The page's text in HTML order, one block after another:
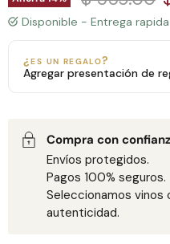
Disponible - Entrega
¿es un regalo?
Agregar presentación de
Compra con
Envíos protegidos.
Pagos 100% seguros.
Seleccionamos
autenticidad.